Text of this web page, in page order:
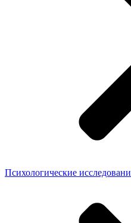
Психологические